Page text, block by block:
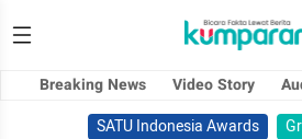
Breaking News Video Story
SATU Indonesia Awards